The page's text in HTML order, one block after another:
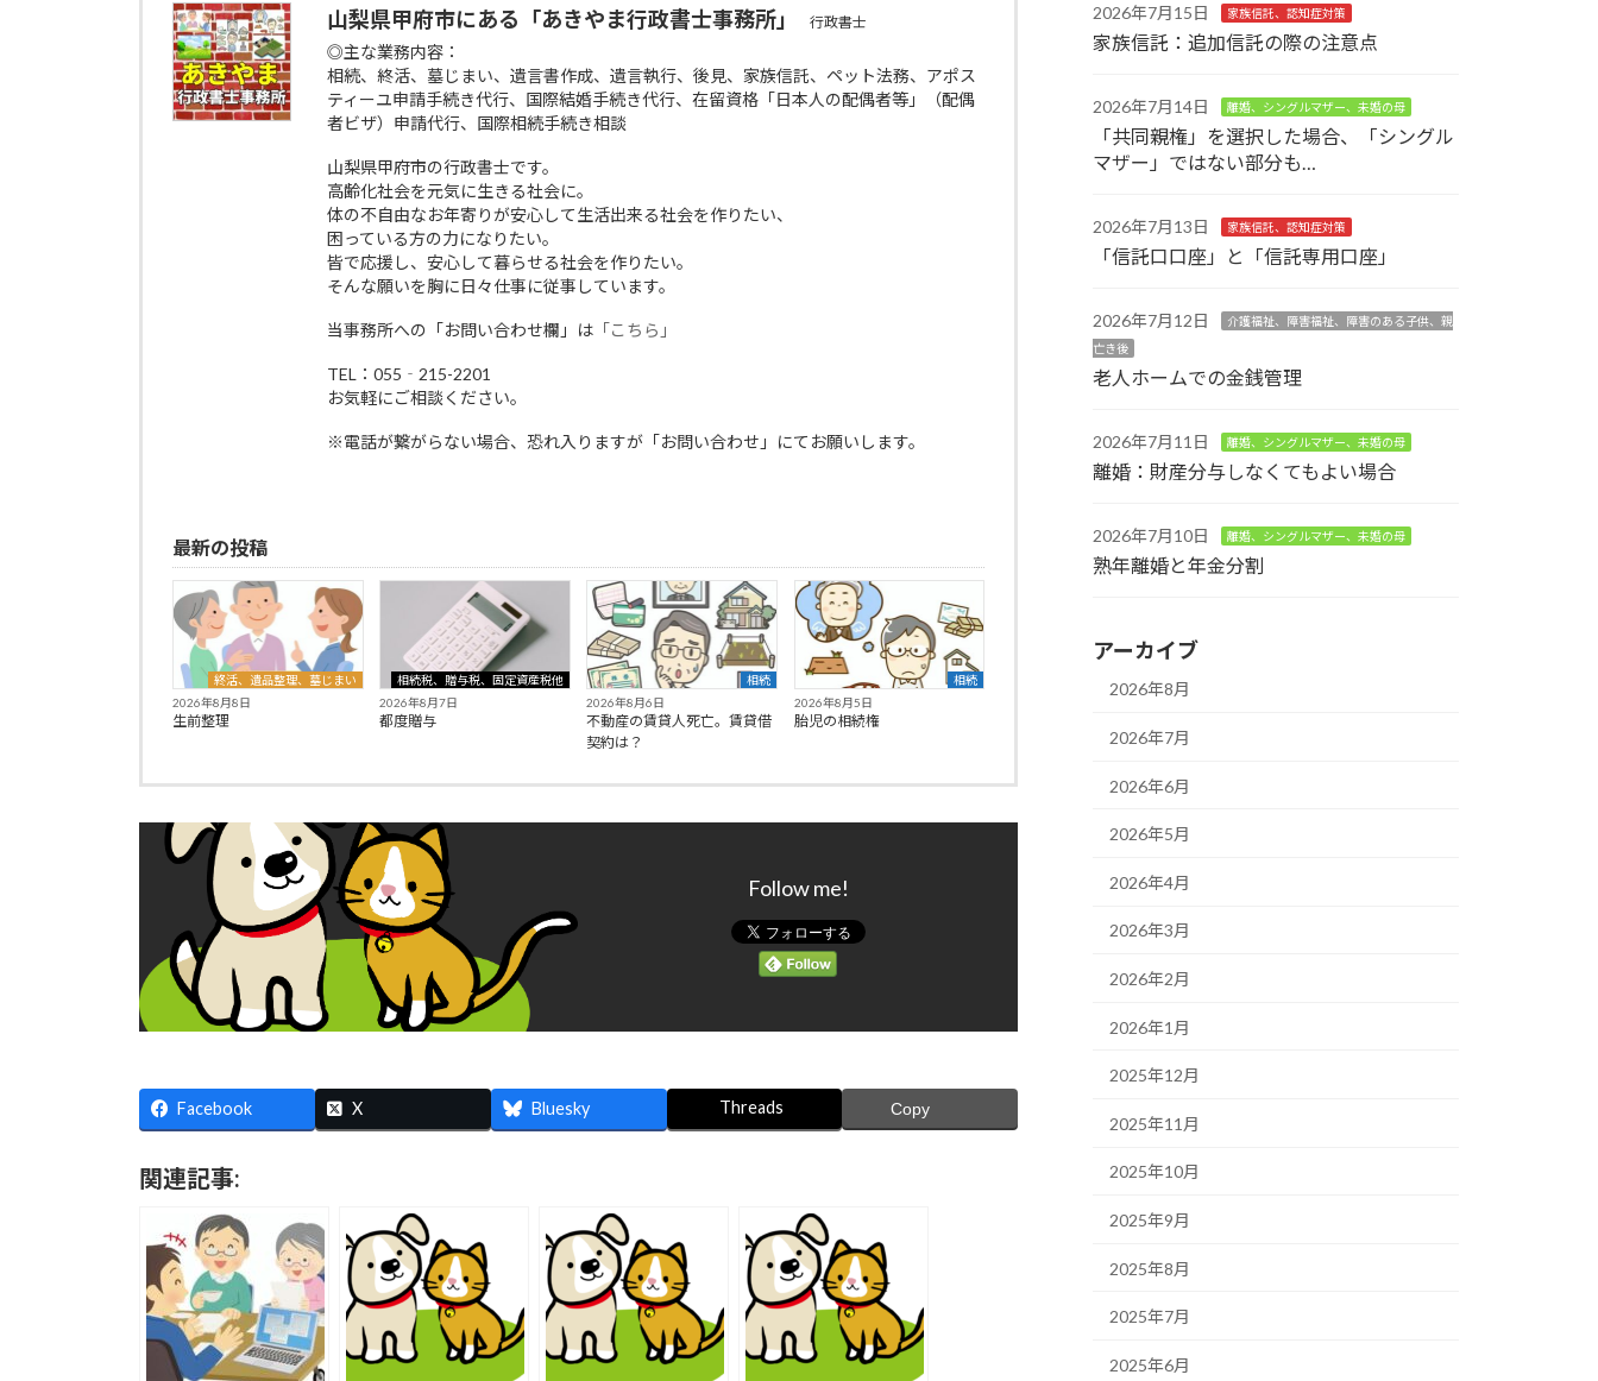
山梨県甲府市にある「あきやま行政書士事務所」 行政書士
◎主な業務内容：
相続、終活、墓じまい、遺言書作成、遺言執行、後見、家族信託、ペット法務、アポス
ティーユ申請手続き代行、国際結婚手続き代行、在留資格「日本人の配偶者等」（配偶
者ビザ）申請代行、国際相続手続き相談
山梨県甲府市の行政書士です。
高齢化社会を元気に生きる社会に。
体の不自由なお年寄りが安心して生活出来る社会を作りたい、
困っている方の力になりたい。
皆で応援し、安心して暮らせる社会を作りたい。
そんな願いを胸に日々仕事に従事しています。
当事務所への「お問い合わせ欄」は 「こちら」
TEL：055‐215-2201
お気軽にご相談ください。
※電話が繋がらない場合、恐れ入りますが「お問い合わせ」にてお願いします。
最新の投稿
終活、遺品整理、墓じまい
2026年8月8日
生前整理
相続税、贈与税、固定資産税他
2026年8月7日
都度贈与
相続
2026年8月6日
不動産の賃貸人死亡。賃貸借
契約は？
相続
2026年8月5日
胎児の相続権
Follow me!
Facebook X Bluesky Threads Copy
関連記事:
2026年7月15日 家族信託、認知症対策
家族信託：追加信託の際の注意点
2026年7月14日 離婚、シングルマザー、未婚の母
「共同親権」を選択した場合、「シングル
マザー」ではない部分も…
2026年7月13日 家族信託、認知症対策
「信託口口座」と「信託専用口座」
2026年7月12日
介護福祉、障害福祉、障害のある子供、親
亡き後
老人ホームでの金銭管理
2026年7月11日 離婚、シングルマザー、未婚の母
離婚：財産分与しなくてもよい場合
2026年7月10日 離婚、シングルマザー、未婚の母
熟年離婚と年金分割
アーカイブ
2026年8月
2026年7月
2026年6月
2026年5月
2026年4月
2026年3月
2026年2月
2026年1月
2025年12月
2025年11月
2025年10月
2025年9月
2025年8月
2025年7月
2025年6月